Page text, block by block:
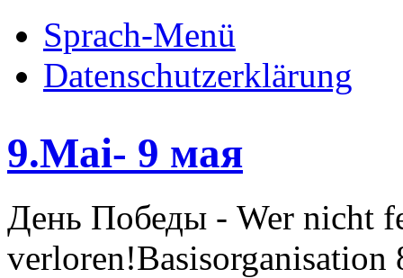
Sprach-Menü
Datenschutzerklärung
9.Mai- 9 мая
День Победы - Wer nicht
verloren!